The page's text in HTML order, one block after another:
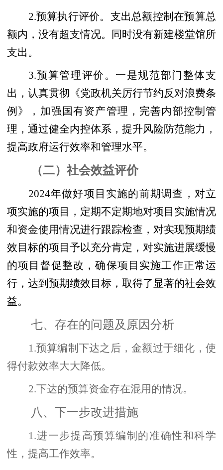
2.预算执行评价。支出总额控制在预算总
额内，没有超支情况。同时没有新建楼堂馆所
支出。
3.预算管理评价。一是规范部门整体支
出，认真贯彻《党政机关厉行节约反对浪费条
例》，加强国有资产管理，完善内部控制管
理，通过健全内控体系，提升风险防范能力，
提高政府运行效率和管理水平。
（二）社会效益评价
2024年做好项目实施的前期调查，对立
项实施的项目，定期不定期地对项目实施情况
和资金使用情况进行跟踪检查，对实现预期绩
效目标的项目予以充分肯定，对实施进展缓慢
的项目督促整改，确保项目实施工作正常运
行，达到预期绩效目标，取得了显著的社会效
益。
七、存在的问题及原因分析
1.预算编制下达之后，金额过于细化，使
得付款效率大大降低。
2.下达的预算资金存在混用的情况。
八、下一步改进措施
1.进一步提高预算编制的准确性和科学
性，提高工作效率。